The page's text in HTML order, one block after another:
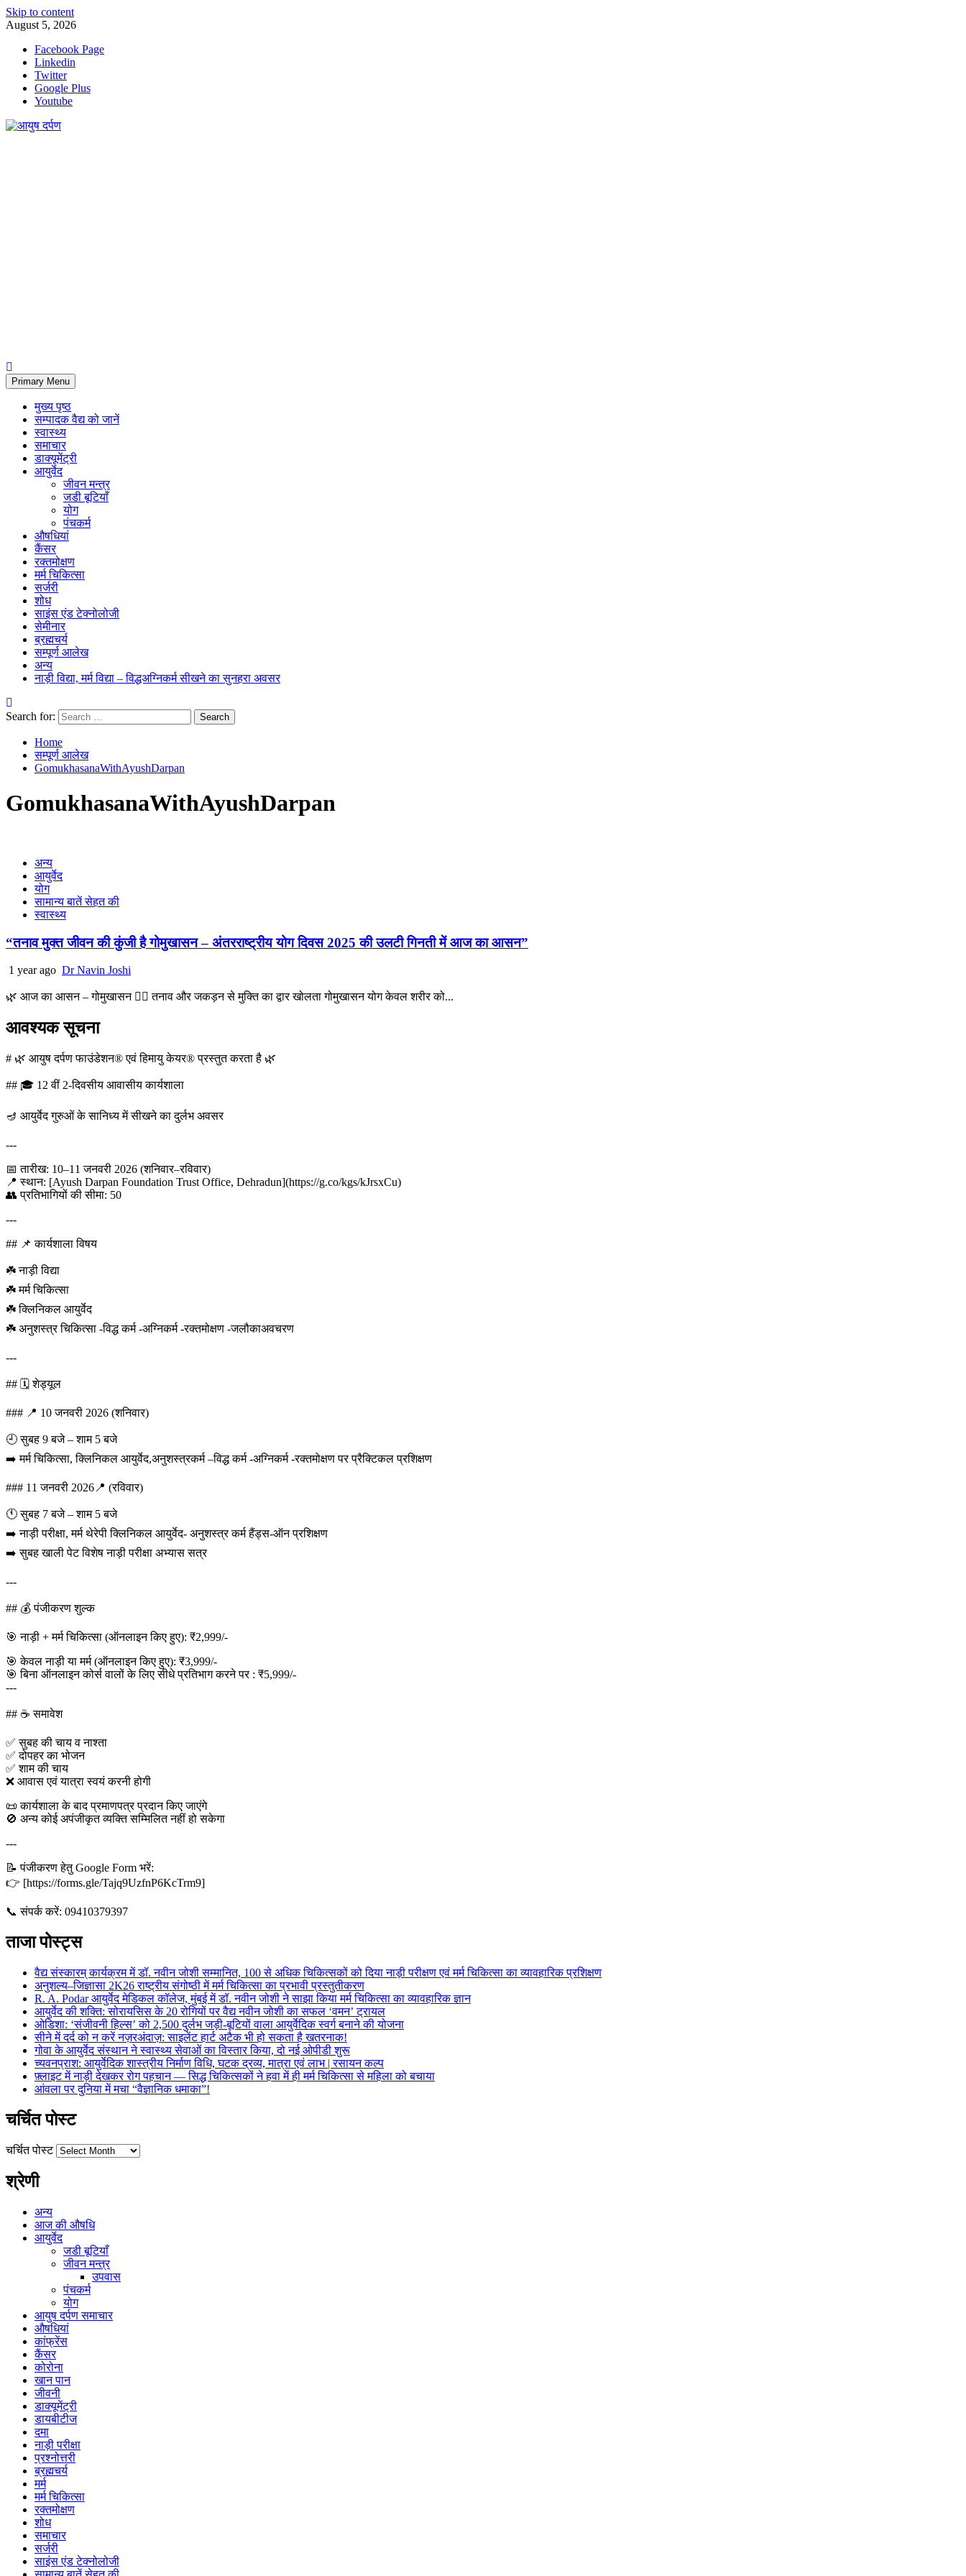
Skip to content
August 5, 2026
Facebook Page
Linkedin
Twitter
Google Plus
Youtube
Primary Menu
मुख्य पृष्ठ
सम्पादक वैद्य को जानें
स्वास्थ्य
समाचार
डाक्यूमेंट्री
आयुर्वेद
जीवन मन्त्र
जडी बूटियाँ
योग
पंचकर्म
औषधियां
कैंसर
रक्तमोक्षण
मर्म चिकित्सा
सर्जरी
शोध
साइंस एंड टेक्नोलोजी
सेमीनार
ब्रह्मचर्य
सम्पूर्ण आलेख
अन्य
नाड़ी विद्या, मर्म विद्या – विद्धअग्निकर्म सीखने का सुनहरा अवसर
Search for:
Home
सम्पूर्ण आलेख
GomukhasanaWithAyushDarpan
GomukhasanaWithAyushDarpan
अन्य
आयुर्वेद
योग
सामान्य बातें सेहत की
स्वास्थ्य
“तनाव मुक्त जीवन की कुंजी है गोमुखासन – अंतरराष्ट्रीय योग दिवस 2025 की उलटी गिनती में आज का आसन”
1 year ago Dr Navin Joshi
🌿 आज का आसन – गोमुखासन 🧘‍♂️ तनाव और जकड़न से मुक्ति का द्वार खोलता गोमुखासन योग केवल शरीर को...
आवश्यक सूचना
# 🌿 आयुष दर्पण फाउंडेशन® एवं हिमायु केयर® प्रस्तुत करता है 🌿
## 🎓 12 वीं 2-दिवसीय आवासीय कार्यशाला
🪔 आयुर्वेद गुरुओं के सानिध्य में सीखने का दुर्लभ अवसर
---
📅 तारीख: 10–11 जनवरी 2026 (शनिवार–रविवार)
📍 स्थान: [Ayush Darpan Foundation Trust Office, Dehradun](https://g.co/kgs/kJrsxCu)
👥 प्रतिभागियों की सीमा: 50
---
## 📌 कार्यशाला विषय
☘️ नाड़ी विद्या
☘️ मर्म चिकित्सा
☘️ क्लिनिकल आयुर्वेद
☘️ अनुशस्त्र चिकित्सा -विद्ध कर्म -अग्निकर्म -रक्तमोक्षण -जलौकाअवचरण
---
## 🗓️ शेड्यूल
### 📍 10 जनवरी 2026 (शनिवार)
🕘 सुबह 9 बजे – शाम 5 बजे
➡️ मर्म चिकित्सा, क्लिनिकल आयुर्वेद,अनुशस्त्रकर्म –विद्ध कर्म -अग्निकर्म -रक्तमोक्षण पर प्रैक्टिकल प्रशिक्षण
### 11 जनवरी 2026📍 (रविवार)
🕚 सुबह 7 बजे – शाम 5 बजे
➡️ नाड़ी परीक्षा, मर्म थेरेपी क्लिनिकल आयुर्वेद- अनुशस्त्र कर्म हैंड्स-ऑन प्रशिक्षण
➡️ सुबह खाली पेट विशेष नाड़ी परीक्षा अभ्यास सत्र
---
## 💰 पंजीकरण शुल्क
🎯 नाड़ी + मर्म चिकित्सा (ऑनलाइन किए हुए): ₹2,999/-
🎯 केवल नाड़ी या मर्म (ऑनलाइन किए हुए): ₹3,999/-
🎯 बिना ऑनलाइन कोर्स वालों के लिए सीधे प्रतिभाग करने पर : ₹5,999/-
---
## ☕ समावेश
✅ सुबह की चाय व नाश्ता
✅ दोपहर का भोजन
✅ शाम की चाय
❌ आवास एवं यात्रा स्वयं करनी होगी
📜 कार्यशाला के बाद प्रमाणपत्र प्रदान किए जाएंगे
🚫 अन्य कोई अपंजीकृत व्यक्ति सम्मिलित नहीं हो सकेगा
---
📝 पंजीकरण हेतु Google Form भरें:
👉 [https://forms.gle/Tajq9UzfnP6KcTrm9]
📞 संपर्क करें: 09410379397
ताजा पोस्ट्स
वैद्य संस्कारम् कार्यक्रम में डॉ. नवीन जोशी सम्मानित, 100 से अधिक चिकित्सकों को दिया नाड़ी परीक्षण एवं मर्म चिकित्सा का व्यावहारिक प्रशिक्षण
अनुशल्य–जिज्ञासा 2K26 राष्ट्रीय संगोष्ठी में मर्म चिकित्सा का प्रभावी प्रस्तुतीकरण
R. A. Podar आयुर्वेद मेडिकल कॉलेज, मुंबई में डॉ. नवीन जोशी ने साझा किया मर्म चिकित्सा का व्यावहारिक ज्ञान
आयुर्वेद की शक्ति: सोरायसिस के 20 रोगियों पर वैद्य नवीन जोशी का सफल ‘वमन’ ट्रायल
ओडिशा: ‘संजीवनी हिल्स’ को 2,500 दुर्लभ जड़ी-बूटियों वाला आयुर्वेदिक स्वर्ग बनाने की योजना
सीने में दर्द को न करें नज़रअंदाज़: साइलेंट हार्ट अटैक भी हो सकता है खतरनाक!
गोवा के आयुर्वेद संस्थान ने स्वास्थ्य सेवाओं का विस्तार किया, दो नई ओपीडी शुरू
च्यवनप्राश: आयुर्वेदिक शास्त्रीय निर्माण विधि, घटक द्रव्य, मात्रा एवं लाभ | रसायन कल्प
फ़्लाइट में नाड़ी देखकर रोग पहचान — सिद्ध चिकित्सकों ने हवा में ही मर्म चिकित्सा से महिला को बचाया
आंवला पर दुनिया में मचा “वैज्ञानिक धमाका”!
चर्चित पोस्ट
चर्चित पोस्ट
श्रेणी
अन्य
आज की औषधि
आयुर्वेद
जडी बूटियाँ
जीवन मन्त्र
उपवास
पंचकर्म
योग
आयुष दर्पण समाचार
औषधियां
कांफ्रेंस
कैंसर
कोरोना
खान पान
जीवनी
डाक्यूमेंट्री
डायबीटीज
दमा
नाड़ी परीक्षा
प्रश्नोत्तरी
ब्रह्मचर्य
मर्म
मर्म चिकित्सा
रक्तमोक्षण
शोध
समाचार
सर्जरी
साइंस एंड टेक्नोलोजी